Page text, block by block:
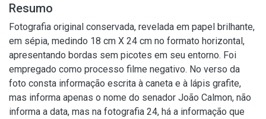
Resumo
Fotografia original conservada, revelada em papel brilhante,
em sépia, medindo 18 cm X 24 cm no formato horizontal,
apresentando bordas sem picotes em seu entorno. Foi
empregado como processo filme negativo. No verso da
foto consta informação escrita à caneta e à lápis grafite,
mas informa apenas o nome do senador João Calmon, não
informa a data, mas na fotografia 24, há a informação que